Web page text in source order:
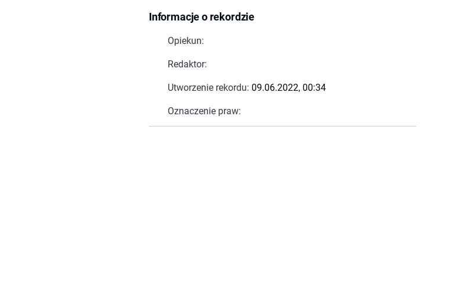
Informacje o rekordzie
Opiekun:
Redaktor:
Utworzenie rekordu: 09.06.2022, 00:34
Oznaczenie praw: